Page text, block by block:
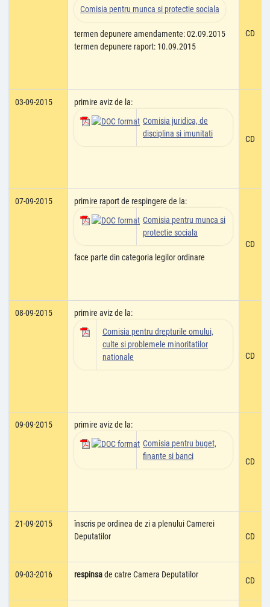
Comisia pentru munca si protectie sociala
termen depunere amendamente: 02.09.2015
termen depunere raport: 10.09.2015
CD
03-09-2015
primire aviz de la:
Comisia juridica, de
disciplina si imunitati
CD
07-09-2015
primire raport de respingere de la:
Comisia pentru munca si
protectie sociala
face parte din categoria legilor ordinare
CD
08-09-2015
primire aviz de la:
Comisia pentru drepturile omului,
culte si problemele minoritatilor
nationale
CD
09-09-2015
primire aviz de la:
Comisia pentru buget,
finante si banci
CD
21-09-2015
înscris pe ordinea de zi a plenului Camerei
Deputatilor
CD
09-03-2016 respinsade catre Camera Deputatilor
CD